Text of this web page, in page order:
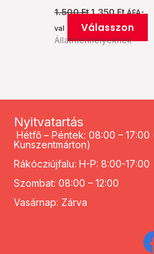
1.500Ft 1.350Ft ÁFA-
val
Válasszon
Állatmenhelyeknek
Nyitvatartás
Hétfő – Péntek: 08:00 – 17:00
Kunszentmárton)
Rákócziújfalu: H-P: 8:00-17:00
Szombat: 08:00 – 12:00
Vasárnap: Zárva